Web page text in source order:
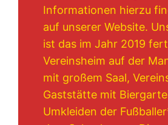
Informationen hierzu
auf unserer Website.
ist das im Jahr 2019
Vereinsheim auf der
mit großem Saal,
Gaststätte mit
Umkleiden der